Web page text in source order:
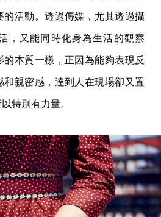
的活動。透過傳媒，尤其透過攝
，又能同時化身為生活的觀察
本質一樣，正因為能夠表現反
和親密感，達到人在現場卻又置
特別有力量。